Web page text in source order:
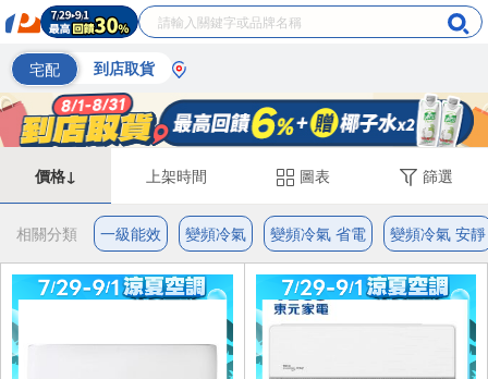
宅配 到店取貨
價格↓ 上架時間 圖表 篩選
相關分類 一級能效 變頻冷氣 變頻冷氣 省電 變頻冷氣 安靜